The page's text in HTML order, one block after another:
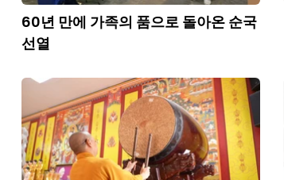
60년 만에 가족의 품으로 돌아온 순국
선열